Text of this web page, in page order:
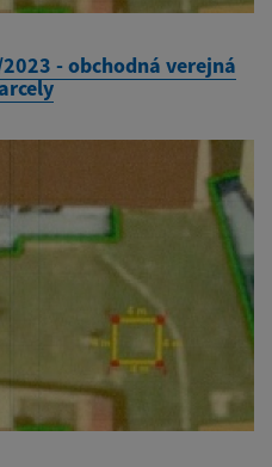
- obchodná verejná